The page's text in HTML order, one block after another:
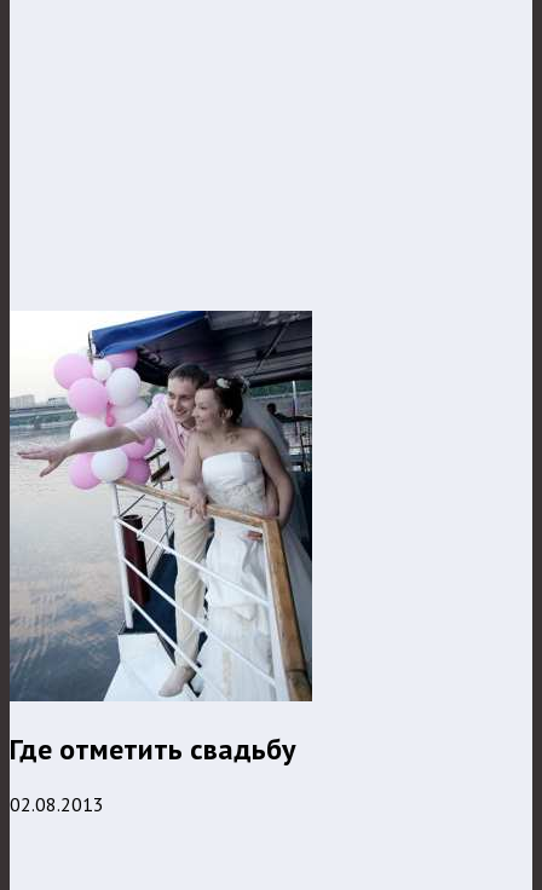
Где отметить свадьбу
02.08.2013